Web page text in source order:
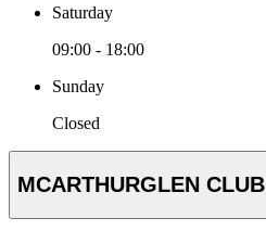
Saturday
09:00 - 18:00
Sunday
Closed
MCARTHURGLEN CLUB